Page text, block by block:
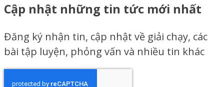
Cập nhật những tin tức mới nhất
Đăng ký nhận tin, cập nhật về giải chạy, các
bài tập luyện, phỏng vấn và nhiều tin khác